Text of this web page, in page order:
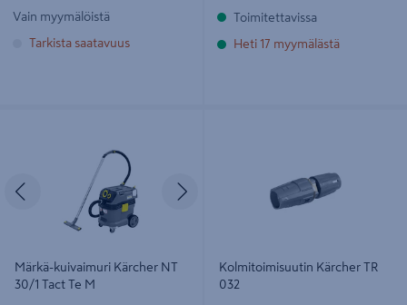
Vain myymälöistä
Tarkista saatavuus
Toimitettavissa
Heti 17 myymälästä
Edellinen
Märkä-kuivaimuri Kärcher NT
30/1 Tact Te M
Kolmitoimisuutin Kärcher TR
032